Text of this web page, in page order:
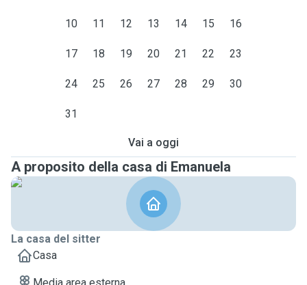
10 11 12 13 14 15 16
17 18 19 20 21 22 23
24 25 26 27 28 29 30
31
Vai a oggi
A proposito della casa di Emanuela
La casa del sitter
Casa